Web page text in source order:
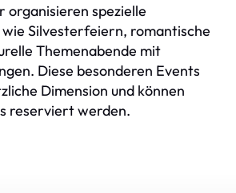
organisieren spezielle
Silvesterfeiern, romantische
Themenabende mit
Diese besonderen Events
Dimension und können
reserviert werden.